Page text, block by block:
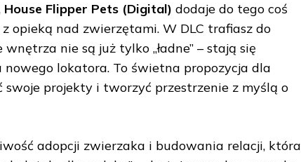
House Flipper Pets (Digital) dodaje do tego coś
opieką nad zwierzętami. W DLC trafiasz do
nie są już tylko „ładne” – stają się
lokatora. To świetna propozycja dla
swoje projekty i tworzyć przestrzenie z myślą o
adopcji zwierzaka i budowania relacji, która